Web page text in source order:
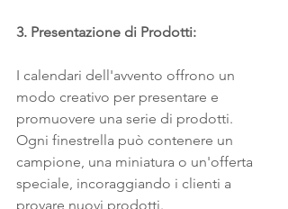
3. Presentazione di Prodotti:
I calendari dell'avvento offrono un
modo creativo per presentare e
promuovere una serie di prodotti.
Ogni finestrella può contenere un
campione, una miniatura o un'offerta
speciale, incoraggiando i clienti a
provare nuovi prodotti.